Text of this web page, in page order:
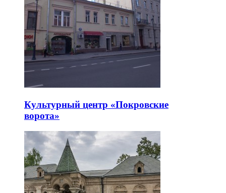
Культурный центр «Покровские
ворота»